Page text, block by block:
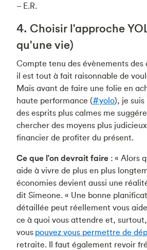
– E.R.
4. Choisir l'approche
qu'une vie)
Compte tenu des évènements des
il est tout à fait raisonnable de
Mais avant de faire une folie en
haute performance (#yolo), je
des esprits plus calmes me
chercher des moyens plus
financier de profiter du présent.
Ce que l'on devrait faire : « Alors
aide à vivre de plus en plus
économies devient aussi une
dit Simeone. « Une bonne
détaillée peut réellement vous
ce à quoi vous attendre et,
vous pouvez vous permettre de
retraite. Il faut également revoir